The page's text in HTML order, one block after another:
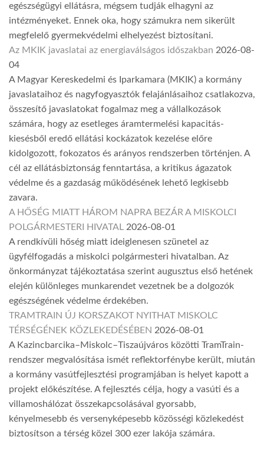
egészségügyi ellátásra, mégsem tudják elhagyni az
intézményeket. Ennek oka, hogy számukra nem sikerült
megfelelő gyermekvédelmi elhelyezést biztosítani.
Az MKIK javaslatai az energiaválságos időszakban 2026-08-
04
A Magyar Kereskedelmi és Iparkamara (MKIK) a kormány
javaslataihoz és nagyfogyasztók felajánlásaihoz csatlakozva,
összesítő javaslatokat fogalmaz meg a vállalkozások
számára, hogy az esetleges áramtermelési kapacitás-
kiesésből eredő ellátási kockázatok kezelése előre
kidolgozott, fokozatos és arányos rendszerben történjen. A
cél az ellátásbiztonság fenntartása, a kritikus ágazatok
védelme és a gazdaság működésének lehető legkisebb
zavara.
A HŐSÉG MIATT HÁROM NAPRA BEZÁR A MISKOLCI
POLGÁRMESTERI HIVATAL 2026-08-01
A rendkívüli hőség miatt ideiglenesen szünetel az
ügyfélfogadás a miskolci polgármesteri hivatalban. Az
önkormányzat tájékoztatása szerint augusztus első hetének
elején különleges munkarendet vezetnek be a dolgozók
egészségének védelme érdekében.
TRAMTRAIN ÚJ KORSZAKOT NYITHAT MISKOLC
TÉRSÉGÉNEK KÖZLEKEDÉSÉBEN 2026-08-01
A Kazincbarcika–Miskolc–Tiszaújváros közötti TramTrain-
rendszer megvalósítása ismét reflektorfénybe került, miután
a kormány vasútfejlesztési programjában is helyet kapott a
projekt előkészítése. A fejlesztés célja, hogy a vasúti és a
villamoshálózat összekapcsolásával gyorsabb,
kényelmesebb és versenyképesebb közösségi közlekedést
biztosítson a térség közel 300 ezer lakója számára.